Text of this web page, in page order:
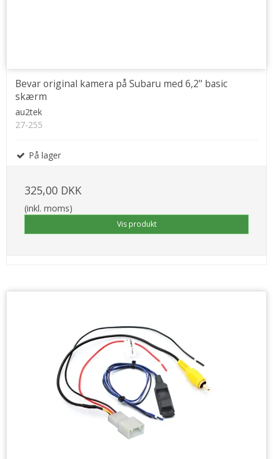
Bevar original kamera på Subaru med 6,2" basic
skærm
au2tek
27-255
På lager
325,00 DKK
(inkl. moms)
Vis produkt